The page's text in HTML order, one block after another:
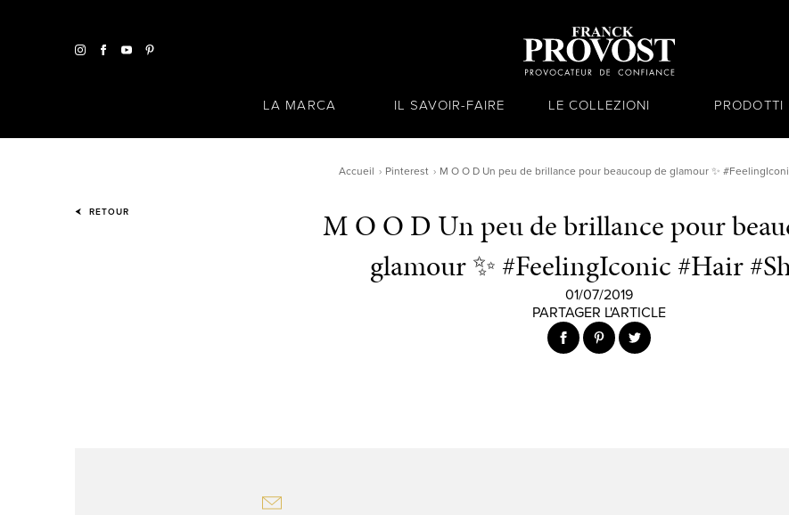
LA MARCA IL SAVOIR-FAIRE LE COLLEZIONI PRODOTTI
Accueil Pinterest M O O D Un peu de brillance pour beaucoup de glamour ✨
RETOUR
M O O D Un peu de brillance pour
glamour ✨ #FeelingIconic #Hair
01/07/2019
PARTAGER L'ARTICLE